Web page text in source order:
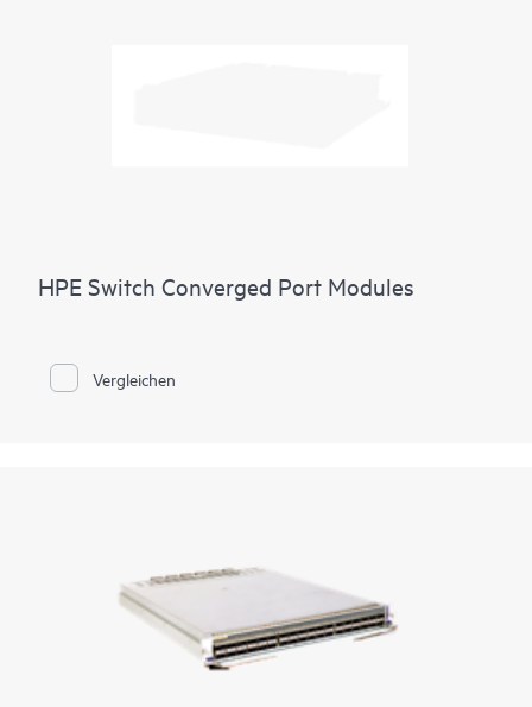
HPE Switch Converged Port Modules
Vergleichen